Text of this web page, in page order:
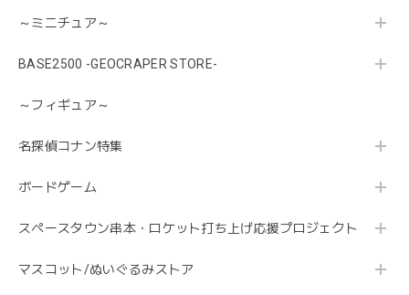
～ミニチュア～
BASE2500 -GEOCRAPER STORE-
～フィギュア～
名探偵コナン特集
ボードゲーム
スペースタウン串本・ロケット打ち上げ応援プロジェクト
マスコット/ぬいぐるみストア